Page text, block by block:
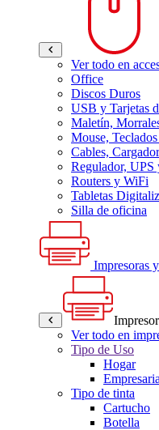
Ver todo en
Office
Discos Duros
USB y Tarjetas
Maletín,
Mouse,
Cables,
Regulador,
Routers y WiFi
Tabletas
Silla de oficina
Impresoras
Ver todo en
Tipo de Uso
Hogar
Tipo de tinta
Cartucho
Botella